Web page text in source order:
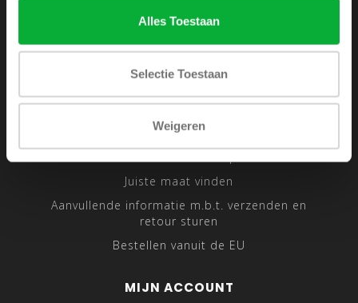
Alles Toestaan
Selectie Toestaan
Weigeren
Privacy Policy
Sitemap
Traveling Tailor
Juiste maat vinden
Aanvullende informatie m.b.t. verzenden en
retour sturen
Bestellen vanuit de EU
MIJN ACCOUNT